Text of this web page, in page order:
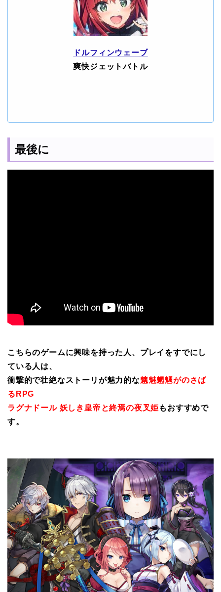
ドルフィンウェーブ
爽快ジェットバトル
最後に
こちらのゲームに興味を持った人、プレイをすでにし
ている人は、
衝撃的で壮絶なストーリが魅力的な魑魅魍魎がのさば
るRPG
ラグナドール 妖しき皇帝と終焉の夜叉姫 もおすすめで
す。